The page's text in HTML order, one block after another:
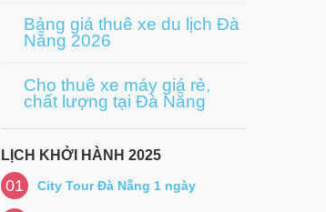
Bảng giá thuê xe du lịch Đà
Nẵng 2026
Cho thuê xe máy giá rẻ,
chất lượng tại Đà Nẵng
LỊCH KHỞI HÀNH 2025
01 City Tour Đà Nẵng 1 ngày